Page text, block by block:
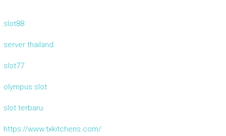
slot88
server thailand
slot77
olympus slot
slot terbaru
https://www.txkitchens.com/